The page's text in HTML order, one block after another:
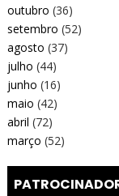
outubro (36)
setembro (52)
agosto (37)
julho (44)
junho (16)
maio (42)
abril (72)
março (52)